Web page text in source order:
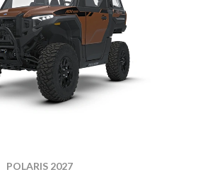
POLARIS 2027